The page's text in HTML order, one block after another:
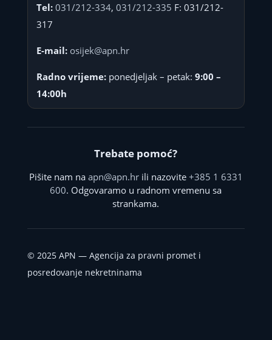
Tel: 031/212-334, 031/212-335 F: 031/212-
317
E-mail: osijek@apn.hr
Radno vrijeme:ponedjeljak – petak: 9:00 –
14:00h
Trebate pomoć?
Pišite nam na apn@apn.hrili nazovite +385 1 6331
600. Odgovaramo u radnom vremenu sa
strankama.
© 2025APN — Agencija za pravni promet i
posredovanje nekretninama